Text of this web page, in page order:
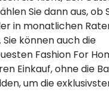
Sie dann aus, ob
in monatlichen
können auch die
Fashion For
Einkauf, ohne die
um die